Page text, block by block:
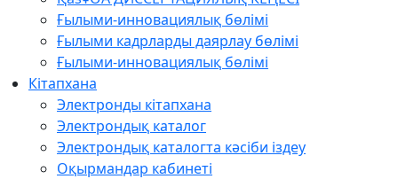
Ғылыми-инновациялық бөлімі
Ғылыми кадрларды даярлау бөлімі
Ғылыми-инновациялық бөлімі
Кітапхана
Электронды кітапхана
Электрондық каталог
Электрондық каталогта кәсіби іздеу
Оқырмандар кабинеті